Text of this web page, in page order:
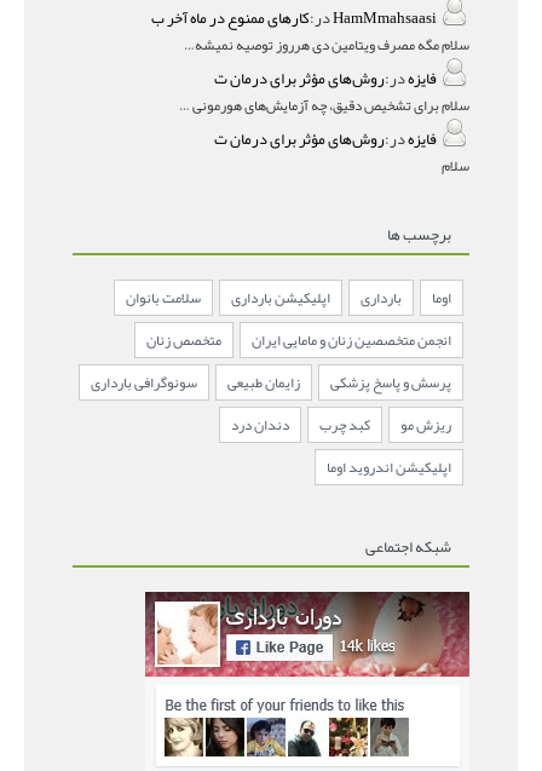
HamMmahsaasiدر:کارهای ممنوع در ماه آخر ب
سلام مگه مصرف ویتامین دی هرروز توصیه نمیشه؟درمقاله میگه
فایزهدر:روش‌های مؤثر برای درمان ت
سلام برای تشخیص دقیق، چه آزمایش‌های هورمونی و چه سونوگر
فایزهدر:روش‌های مؤثر برای درمان ت
سلام
برچسب ها
اوما بارداری اپلیکیشن بارداری
سلامت بانوان
انجمن متخصصین زنان و مامایی ایران
متخصص زنان
پرسش و پاسخ پزشکی
زایمان طبیعی
سونوگرافی بارداری
ریزش مو
کبد چرب
دندان درد
اپلیکیشن اندروید اوما
شبکه اجتماعی